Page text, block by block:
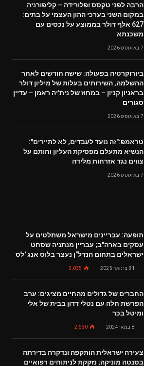
הרבה לפני טקסס ופלורידה – קליפורניה
במקום השני בערכי ההון העצמי על בתים:
627 אלף דולר בממוצע על נכסים עם
משכנתא
7 באוגוסט 2026
ביורוקרטיה בפעולה: שישה חודשים לאחר
ההשלמה, השירותים בעלות של מיליון דולר
בראניון קניון – במחוז של נית'יה ראמן – עדיין
סגורים
7 באוגוסט 2026
טראמפ:"זה נועד לעבדים, לא לתיירים":
הנשיא מתעלם מפסיקת העליון וחותם על
צווים נגד אזרחות מלידה
7 באוגוסט 2026
תופעה: עבריינים מישראל משתלטים על
עסקים בארה"ב; עבריין מנתניה שסחט
ישראלים בתחום הנדל"ן נעצר בלוס אנג׳לס
31 בינואר 2025 3,035
החברים של גדולים מהחיים מציגים: ערב
הפרשת חלה עם נטלי דדון בבית של אלי
ומיטל בכר
8 במאי 2024 2,630
צעירה ישראלית הותקפה ונדקרה בדירתה
בסנטה מוניקה; נזקקת לניתוחים רפואיים